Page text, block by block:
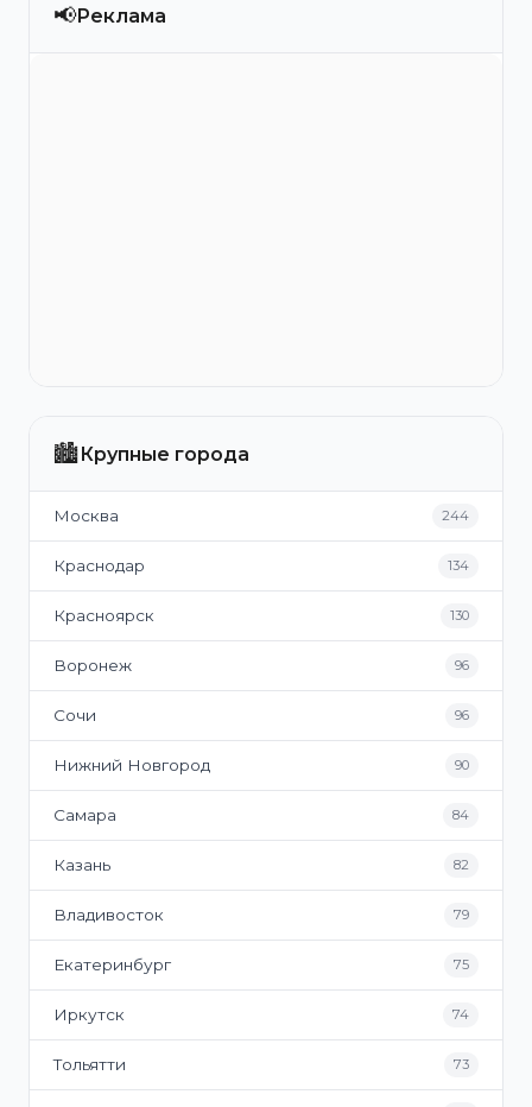
📢Реклама
🏙️Крупные города
Москва 244
Краснодар 134
Красноярск 130
Воронеж 96
Сочи 96
Нижний Новгород 90
Самара 84
Казань 82
Владивосток 79
Екатеринбург 75
Иркутск 74
Тольятти 73